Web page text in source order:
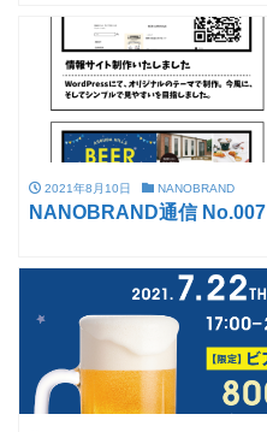
2021年8月10日 NANOBRAND
NANOBRAND通信 No.007